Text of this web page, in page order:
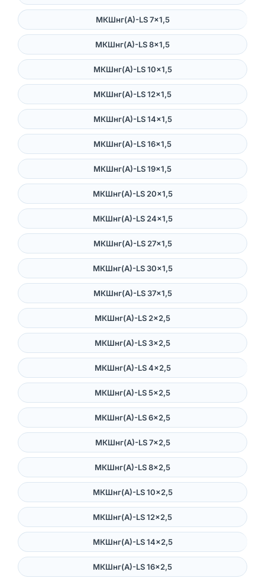
МКШнг(А)-LS 7×1,5
МКШнг(А)-LS 8×1,5
МКШнг(А)-LS 10×1,5
МКШнг(А)-LS 12×1,5
МКШнг(А)-LS 14×1,5
МКШнг(А)-LS 16×1,5
МКШнг(А)-LS 19×1,5
МКШнг(А)-LS 20×1,5
МКШнг(А)-LS 24×1,5
МКШнг(А)-LS 27×1,5
МКШнг(А)-LS 30×1,5
МКШнг(А)-LS 37×1,5
МКШнг(А)-LS 2×2,5
МКШнг(А)-LS 3×2,5
МКШнг(А)-LS 4×2,5
МКШнг(А)-LS 5×2,5
МКШнг(А)-LS 6×2,5
МКШнг(А)-LS 7×2,5
МКШнг(А)-LS 8×2,5
МКШнг(А)-LS 10×2,5
МКШнг(А)-LS 12×2,5
МКШнг(А)-LS 14×2,5
МКШнг(А)-LS 16×2,5